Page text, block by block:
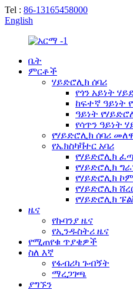
Tel : 86-13165458000
English
ቤት
ምርቶች
ሃይድሮሊክ ሰባሪ
የጎን አይነት
ከፍተኛ ዓይነት
ዓይነት
የሳጥን ዓይነት
የሃይድሮሊክ ሰባሪ
የኤክስካቫተር አባሪ
የሃይድሮሊክ
የሃይድሮሊክ
የሃይድሮሊክ
የሃይድሮሊክ
የሃይድሮሊክ
ዜና
የኩባንያ ዜና
የኢንዱስትሪ ዜና
የሚጠየቁ ጥያቄዎች
ስለ እኛ
የፋብሪካ ጉብኝት
ማረጋገጫ
ያግኙን